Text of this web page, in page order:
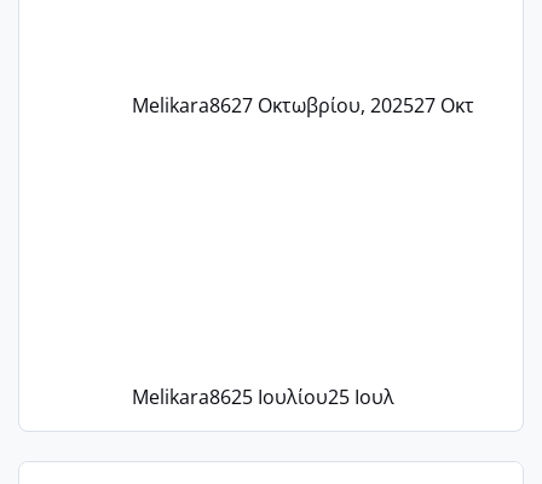
Melikara8627 Οκτωβρίου, 202527 Οκτ
Melikara8625 Ιουλίου25 Ιουλ